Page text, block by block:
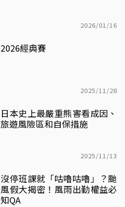
2026/01/16
2026經典賽
2025/11/28
日本史上最嚴重熊害看成因、
旅遊風險區和自保措施
2025/11/13
沒停班課就「咕嚕咕嚕」？颱
風假大揭密！風雨出勤權益必
知QA